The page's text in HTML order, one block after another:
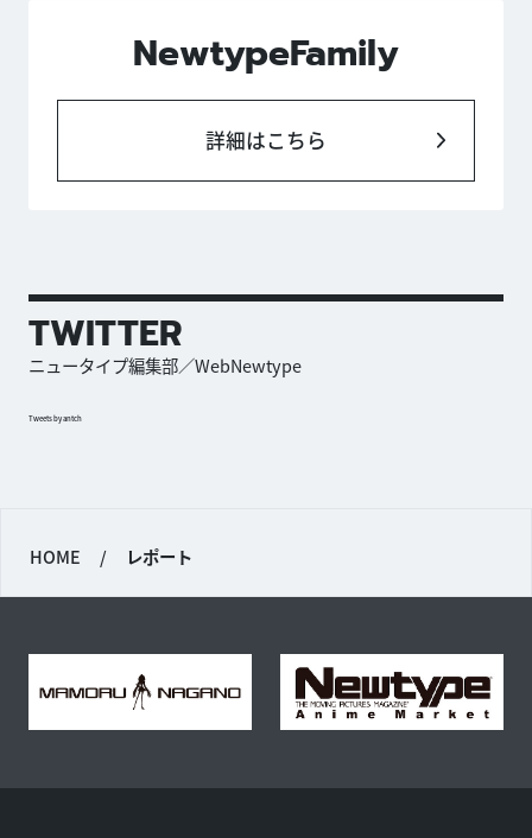
NewtypeFamily
詳細はこちら
TWITTER
ニュータイプ編集部／WebNewtype
Tweets by antch
HOME / レポート